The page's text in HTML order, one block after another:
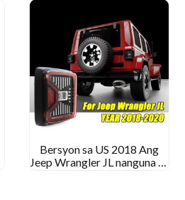
Bersyon sa US 2018 Ang
Jeep Wrangler JL nanguna sa